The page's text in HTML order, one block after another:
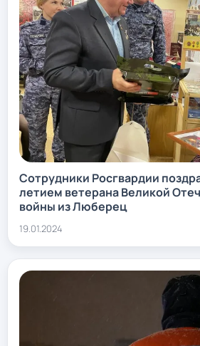
Сотрудники Росгвардии
летием ветерана Великой
войны из Люберец
19.01.2024